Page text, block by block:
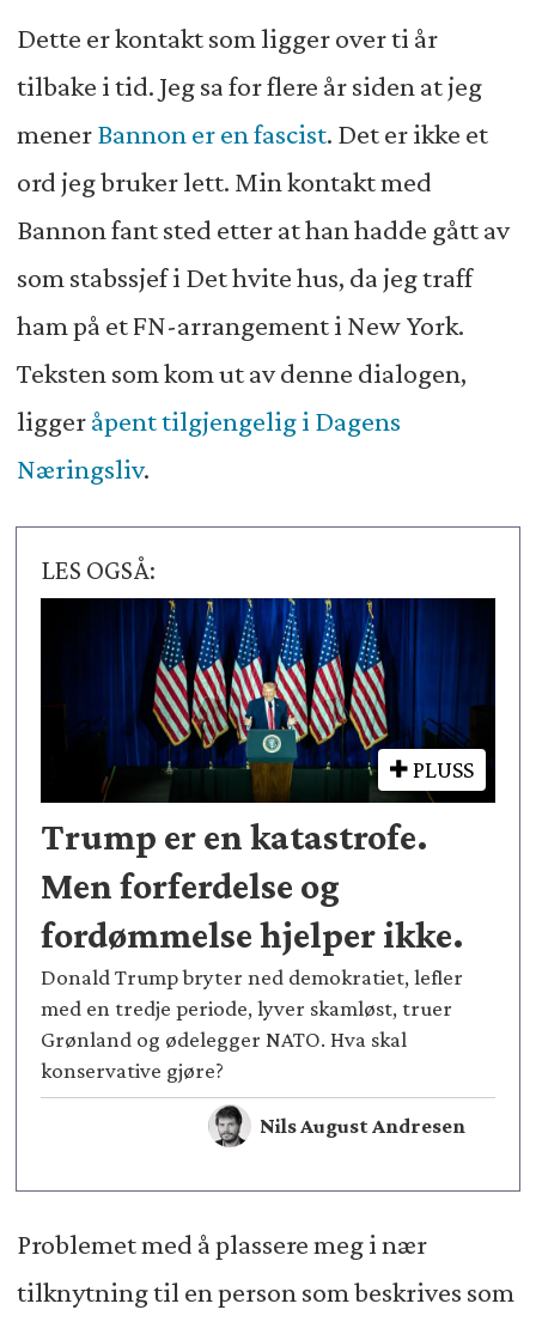
Dette er kontakt som ligger over ti år
tilbake i tid. Jeg sa for flere år siden at jeg
menerBannon er en fascist. Det er ikke et
ord jeg bruker lett. Min kontakt med
Bannon fant sted etter at han hadde gått av
som stabssjef i Det hvite hus, da jeg traff
ham på et FN-arrangement i New York.
Teksten som kom ut av denne dialogen,
liggeråpent tilgjengelig i Dagens
Næringsliv.
LES OGSÅ:
PLUSS
Trump er en katastrofe.
Men forferdelse og
fordømmelse hjelper ikke.
Donald Trump bryter ned demokratiet, lefler
med en tredje periode, lyver skamløst, truer
Grønland og ødelegger NATO. Hva skal
konservative gjøre?
Nils August Andresen
Problemet med å plassere meg i nær
tilknytning til en person som beskrives som